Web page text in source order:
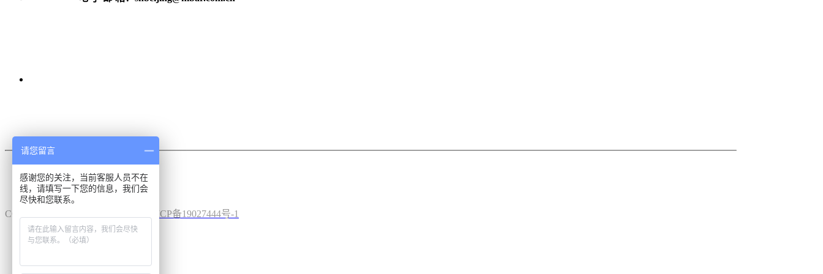
COPYRIGHT (©) 2020海巴机械. 沪ICP备19027444号-1
请您留言
感谢您的关注，当前客服人员不在
线，请填写一下您的信息，我们会
尽快和您联系。